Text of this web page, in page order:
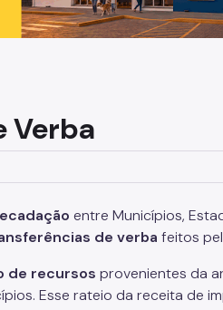
Verba
entre Municípios,
de verba feitos
de recursos provenientes da
Esse rateio da receita de